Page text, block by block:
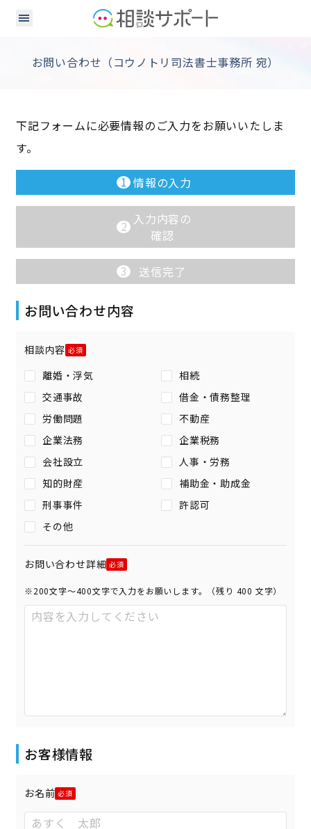
お問い合わせ（コウノトリ司法書士事務所 宛）
下記フォームに必要情報のご入力をお願いいたしま
す。
1 情報の入力
2 入力内容の
確認
3 送信完了
お問い合わせ内容
相談内容
離婚・浮気
相続
交通事故
借金・債務整理
労働問題
不動産
企業法務
企業税務
会社設立
人事・労務
知的財産
補助金・助成金
刑事事件
許認可
その他
お問い合わせ詳細
※200文字〜400文字で入力をお願いします。（残り 400 文字）
お客様情報
お名前